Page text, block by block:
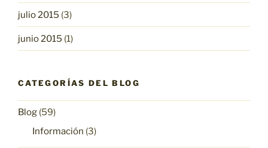
julio 2015 (3)
junio 2015 (1)
CATEGORÍAS DEL BLOG
Blog (59)
Información (3)